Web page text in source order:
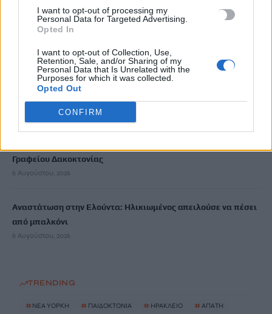
I want to opt-out of processing my
Personal Data for Targeted Advertising.
Opted In
I want to opt-out of Collection, Use,
Retention, Sale, and/or Sharing of my
Personal Data that Is Unrelated with the
Purposes for which it was collected.
Opted Out
CONFIRM
Ηράκλειο: Μία σύλληψη για την έκρηξη στον φούρνο στη
Θέρισσο
6 Αυγούστου, 2026
Ηράκλειο: Συνεχίζεται η ασφαλτόστρωση της λ. Ικάρου
6 Αυγούστου, 2026
Γραφείου Δακοκτονίας
6 Αυγούστου, 2026
Αναστάτωση στην Ελούντα: Ηλικιωμένος απειλούσε να πέσει
από μπαλκόνι
6 Αυγούστου, 2026
TRENDING
# ΝΈΑ ΥΌΡΚΗ # ΠΑΙΔΟΚΤΟΝΙΑ # ΗΡΑΚΛΕΙΟ # ΑΠΑΤΗ